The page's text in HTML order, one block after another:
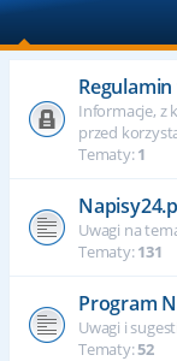
Informacje, z
przed
Tematy:1
Uwagi na
Tematy:131
Program
Uwagi i
Tematy:52